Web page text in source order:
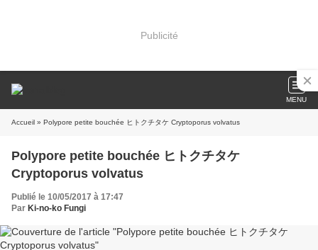
Publicité
MENU
Accueil » Polypore petite bouchée ヒトクチタケ Cryptoporus volvatus
Polypore petite bouchée ヒトクチタケ
Cryptoporus volvatus
Publié le 10/05/2017 à 17:47
Par Ki-no-ko Fungi